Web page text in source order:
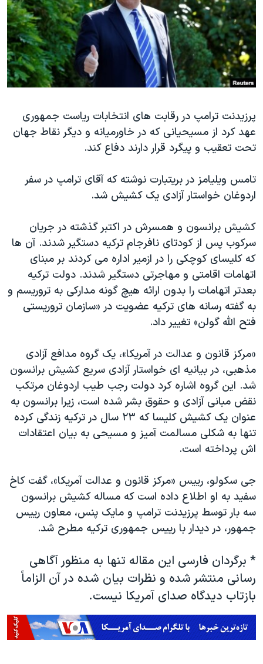
فرهنگ و زندگی
حقوق شهروندی
اقتصادی
علم و فناوری
گالری عکس
آرشیو پخش زنده
مستندها
انتخابات ریاست جمهوری آمریکا ۲۰۲۴
حمله جمهوری اسلامی به اسرائیل
رمز مهسا
اعتراضات زن، زندگی، آزادی
مجموعه مستندهای دادخواهی
دادگاه حمید نوری
چهل سال گروگان‌گیری
قانون شفافیت دارائی کادر رهبری ایران
اعتراضات مردمی آبان ۹۸
اسرائیل در جنگ
نرگس محمدی برنده جایزه نوبل صلح
همایش محافظه‌کاران آمریکا «سی‌پک»
صفحه‌های ویژه
سفر پرزیدنت ترامپ به چین
دنبال کنید
زبانهای مختلف
پرزیدنت ترامپ در رقابت های انتخابات ریاست جمهوری
عهد کرد از مسیحیانی که در خاورمیانه و دیگر نقاط جهان
تحت تعقیب و پیگرد قرار دارند دفاع کند.
تامس ویلیامز در بریتبارت نوشته که آقای ترامپ در سفر
اردوغان خواستار آزادی یک کشیش شد.
کشیش برانسون و همسرش در اکتبر گذشته در جریان
سرکوب پس از کودتای نافرجام ترکیه دستگیر شدند. آن ها
که کلیسای کوچکی را در ازمیر اداره می کردند بر مبنای
اتهامات اقامتی و مهاجرتی دستگیر شدند. دولت ترکیه
بعدتر اتهامات را بدون ارائه هیچ گونه مدارکی به تروریسم و
به گفته رسانه های ترکیه عضویت در «سازمان تروریستی
فتح الله گولن» تغییر داد.
«مرکز قانون و عدالت در آمریکا»، یک گروه مدافع آزادی
مذهبی، در بیانیه ای خواستار آزادی سریع کشیش برانسون
شد. این گروه اشاره کرد دولت رجب طیب اردوغان مرتکب
نقض مبانی آزادی و حقوق بشر شده است، زیرا برانسون به
عنوان یک کشیش کلیسا که ۲۳ سال در ترکیه زندگی کرده
تنها به شکلی مسالمت آمیز و مسیحی به بیان اعتقادات
اش پرداخته است.
جی سکولو، رییس «مرکز قانون و عدالت آمریکا»، گفت کاخ
سفید به او اطلاع داده است که مساله کشیش برانسون
سه بار توسط پرزیدنت ترامپ و مایک پنس، معاون رییس
جمهور، در دیدار با رییس جمهوری ترکیه مطرح شد.
* برگردان فارسی این مقاله تنها به منظور آگاهی
رسانی منتشر شده و نظرات بیان شده در آن الزاماً
بازتاب دیدگاه صدای آمریکا نیست.